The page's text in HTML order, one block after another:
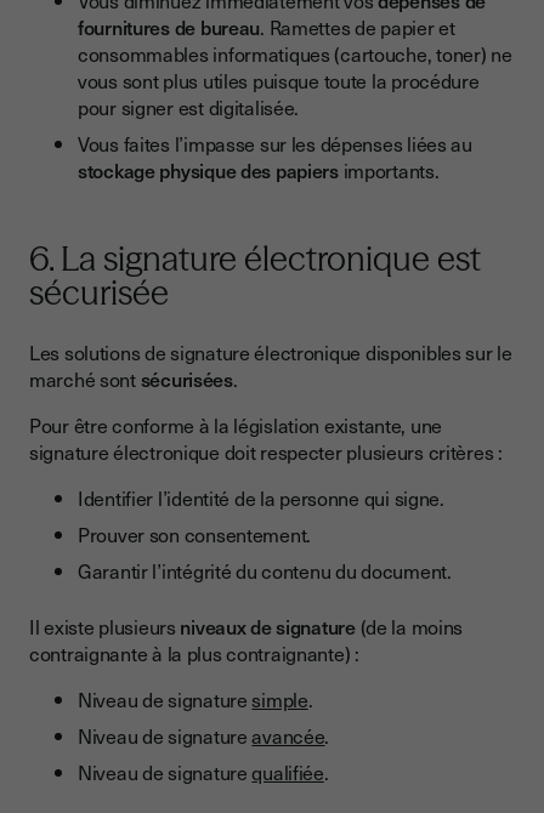
fournitures de bureau. Ramettes de papier et
consommables informatiques (cartouche, toner) ne
vous sont plus utiles puisque toute la procédure
pour signer est digitalisée.
Vous faites l’impasse sur les dépenses liées au
stockage physique des papiersimportants.
6. La signature électronique est
sécurisée
Les solutions de signature électronique disponibles sur le
marché sontsécurisées.
Pour être conforme à la législation existante, une
signature électronique doit respecter plusieurs critères :
Identifier l’identité de la personne qui signe.
Prouver son consentement.
Garantir l’intégrité du contenu du document.
Il existe plusieurs niveaux de signature(de la moins
contraignante à la plus contraignante) :
Niveau de signature simple.
Niveau de signatureavancée.
Niveau de signaturequalifiée.